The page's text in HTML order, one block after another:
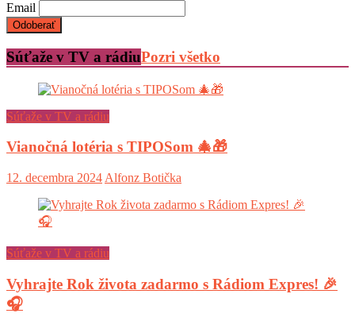
Email
Súťaže v TV a rádiuPozri všetko
Súťaže v TV a rádiu
Vianočná lotéria s TIPOSom 🎄🎁
12. decembra 2024 Alfonz Botička
Súťaže v TV a rádiu
Vyhrajte Rok života zadarmo s Rádiom Expres! 🎉
🎧